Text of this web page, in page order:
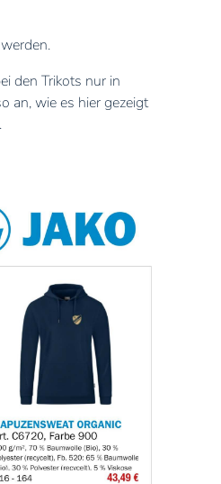
den Trikots nur in
an, wie es hier gezeigt